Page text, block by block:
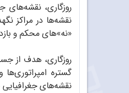
روزگاری، نقشه‌های
نقشه‌ها در مراکز
«نه»‌های محکم و
روزگاری، هدف از
گستره امپراتوری‌ها
نقشه‌های جغرافیایی